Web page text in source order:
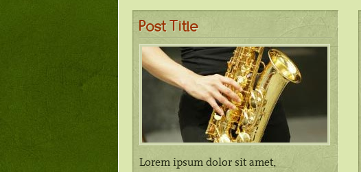
Post Title
Lorem ipsum dolor sit amet,